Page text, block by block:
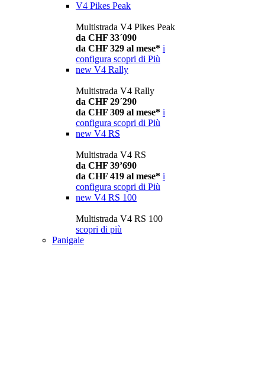
V4 Pikes Peak
Multistrada V4 Pikes Peak
da CHF 33´090
da CHF 329 al mese* i
configura scopri di Più
new V4 Rally
Multistrada V4 Rally
da CHF 29´290
da CHF 309 al mese* i
configura scopri di Più
new V4 RS
Multistrada V4 RS
da CHF 39’690
da CHF 419 al mese* i
configura scopri di Più
new V4 RS 100
Multistrada V4 RS 100
scopri di più
Panigale